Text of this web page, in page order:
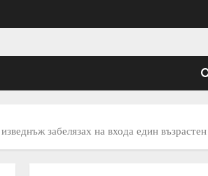
забелязах на входа един